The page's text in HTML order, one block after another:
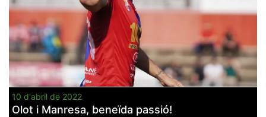
10 d'abril de 2022
Olot i Manresa, beneïda passió!